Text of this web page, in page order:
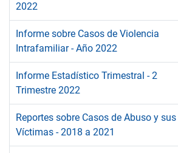
2022
Informe sobre Casos de Violencia
Intrafamiliar - Año 2022
Informe Estadístico Trimestral - 2
Trimestre 2022
Reportes sobre Casos de Abuso y sus
Víctimas - 2018 a 2021